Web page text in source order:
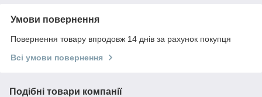
Умови повернення
Повернення товару впродовж 14 днів за рахунок покупця
Всі умови повернення
Подібні товари компанії